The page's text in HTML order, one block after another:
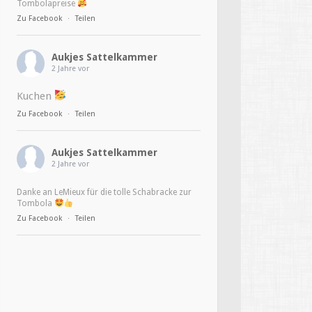
Tombolapreise
Zu Facebook · Teilen
Aukjes Sattelkammer
2 Jahre vor
Kuchen
Zu Facebook · Teilen
Aukjes Sattelkammer
2 Jahre vor
Danke an LeMieux für die tolle Schabracke zur
Tombola
Zu Facebook · Teilen